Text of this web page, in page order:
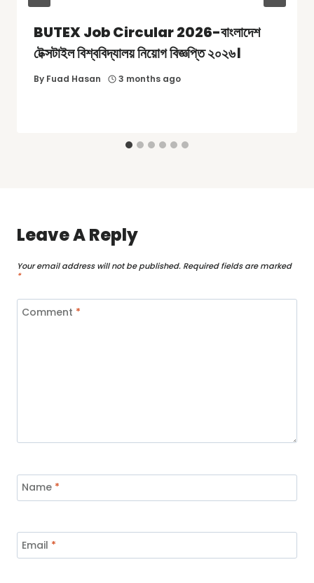
BUTEX Job Circular 2026-বাংলাদেশ
টেক্সটাইল বিশ্ববিদ্যালয় নিয়োগ বিজ্ঞপ্তি ২০২৬।
By Fuad Hasan 3 months ago
Leave A Reply
Your email address will not be published. Required fields are marked
*
Comment *
Name *
Email *